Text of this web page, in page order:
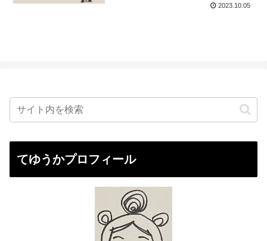
2023.10.05
てゆうかプロフィール